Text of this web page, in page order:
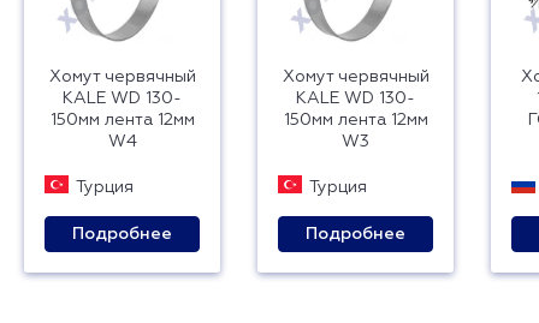
Хомут червячный
KALE WD 130-
150мм лента 12мм
W4
Турция
Подробнее
Хомут червячный
KALE WD 130-
150мм лента 12мм
W3
Турция
Подробнее